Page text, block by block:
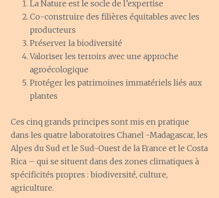
La Nature est le socle de l’expertise
Co-construire des filières équitables avec les
producteurs
Préserver la biodiversité
Valoriser les terroirs avec une approche
agroécologique
Protéger les patrimoines immatériels liés aux
plantes
Ces cinq grands principes sont mis en pratique
dans les quatre laboratoires Chanel -Madagascar, les
Alpes du Sud et le Sud-Ouest de la France et le Costa
Rica – qui se situent dans des zones climatiques à
spécificités propres : biodiversité, culture,
agriculture.